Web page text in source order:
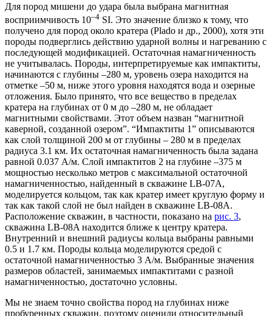
Для пород мишени до удара была выбрана магнитная
восприимчивость 10–4 SI. Это значение близко к тому, что
получено для пород около кратера (Plado и др., 2000), хотя эти
породы подверглись действию ударной волны и нагреванию с
последующей модификацией. Остаточная намагниченность
не учитывалась. Породы, интерпретируемые как импактиты,
начинаются с глубины –280 м, уровень озера находится на
отметке –50 м, ниже этого уровня находятся вода и озерные
отложения. Было принято, что все вещество в пределах
кратера на глубинах от 0 м до –280 м, не обладает
магнитными свойствами. Этот объем назван “магнитной
каверной, созданной озером”. “Импактиты 1” описываются
как слой толщиной 200 м от глубины – 280 м в пределах
радиуса 3.1 км. Их остаточная намагниченность была задана
равной 0.037 А/м. Слой импактитов 2 на глубине –375 м
мощностью несколько метров с максимальной остаточной
намагниченностью, найденный в скважине LB-07A,
моделируется кольцом, так как кратер имеет круглую форму и
так как такой слой не был найден в скважине LB-08A.
Расположение скважин, в частности, показано на рис. 3,
скважина LB-08A находится ближе к центру кратера.
Внутренний и внешний радиусы кольца выбраны равными
0.5 и 1.7 км. Породы кольца моделируются средой с
остаточной намагниченностью 3 А/м. Выбранные значения
размеров областей, занимаемых импактитами с разной
намагниченностью, достаточно условны.
Мы не знаем точно свойства пород на глубинах ниже
пробуренных скважин, поэтому оценили относительный